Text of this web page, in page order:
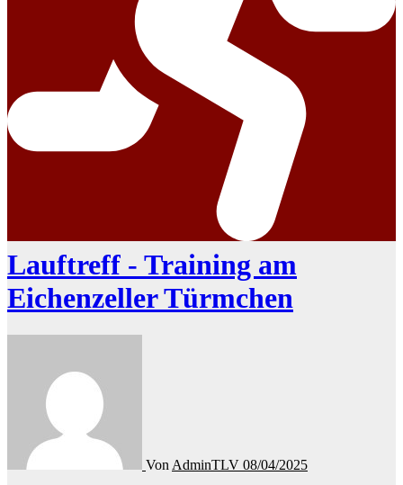
Lauftreff - Training am
Eichenzeller Türmchen
Von AdminTLV 08/04/2025